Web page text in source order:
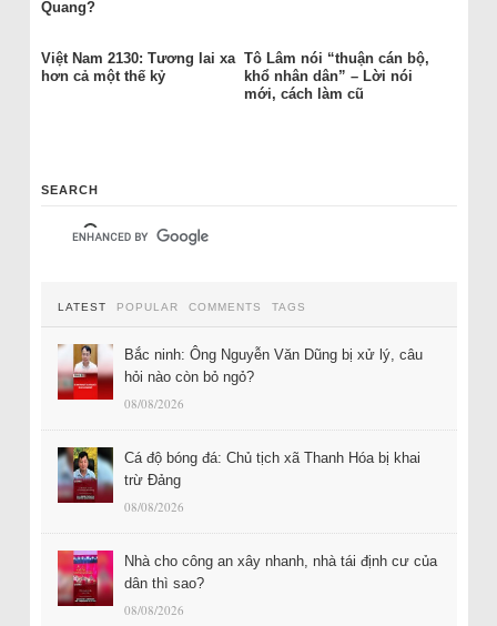
Quang?
Việt Nam 2130: Tương lai xa
hơn cả một thế kỷ
Tô Lâm nói “thuận cán bộ,
khổ nhân dân” – Lời nói
mới, cách làm cũ
SEARCH
LATEST POPULAR COMMENTS TAGS
Bắc ninh: Ông Nguyễn Văn Dũng bị xử lý, câu
hỏi nào còn bỏ ngỏ?
08/08/2026
Cá độ bóng đá: Chủ tịch xã Thanh Hóa bị khai
trừ Đảng
08/08/2026
Nhà cho công an xây nhanh, nhà tái định cư của
dân thì sao?
08/08/2026